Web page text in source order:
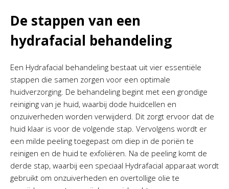
De stappen van een
hydrafacial behandeling
Een Hydrafacial behandeling bestaat uit vier essentiële
stappen die samen zorgen voor een optimale
huidverzorging. De behandeling begint met een grondige
reiniging van je huid, waarbij dode huidcellen en
onzuiverheden worden verwijderd. Dit zorgt ervoor dat de
huid klaar is voor de volgende stap. Vervolgens wordt er
een milde peeling toegepast om diep in de poriën te
reinigen en de huid te exfoliëren. Na de peeling komt de
derde stap, waarbij een speciaal Hydrafacial apparaat wordt
gebruikt om onzuiverheden en overtollige olie te